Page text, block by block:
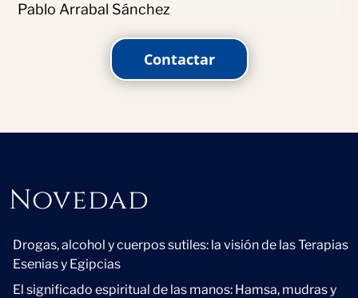
Pablo Arrabal Sánchez
Contactar
Novedad
Novedad
Drogas, alcohol y cuerpos sutiles: la visión de las Terapias
Esenias y Egipcias
El significado espiritual de las manos: Hamsa, mudras y